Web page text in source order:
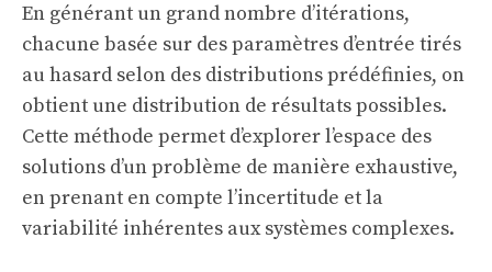
En générant un grand nombre d’itérations,
chacune basée sur des paramètres d’entrée tirés
au hasard selon des distributions prédéfinies, on
obtient une distribution de résultats possibles.
Cette méthode permet d’explorer l’espace des
solutions d’un problème de manière exhaustive,
en prenant en compte l’incertitude et la
variabilité inhérentes aux systèmes complexes.